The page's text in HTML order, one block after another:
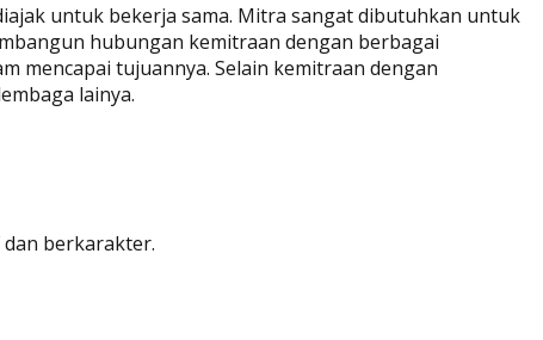
untuk bekerja sama. Mitra sangat dibutuhkan untuk
hubungan kemitraan dengan berbagai
mencapai tujuannya. Selain kemitraan dengan
lainya.
berkarakter.